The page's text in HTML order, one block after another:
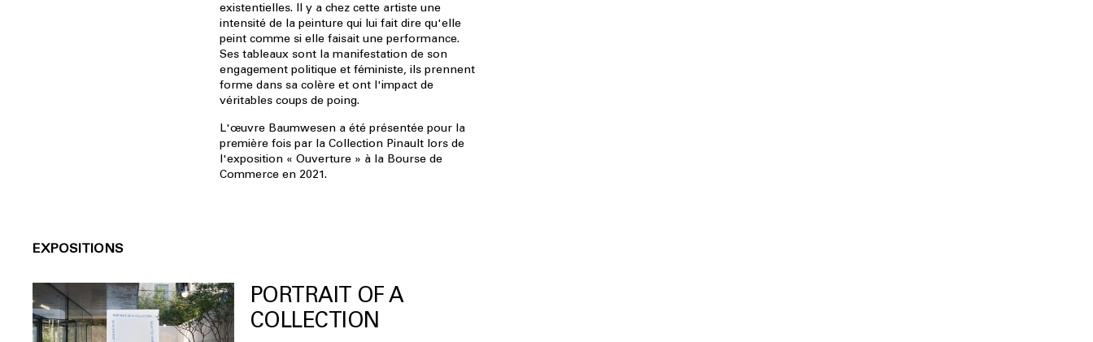
existentielles. Il y a chez cette artiste une
intensité de la peinture qui lui fait dire qu'elle
peint comme si elle faisait une performance.
Ses tableaux sont la manifestation de son
engagement politique et féministe, ils prennent
forme dans sa colère et ont l'impact de
véritables coups de poing.
L'œuvre Baumwesen a été présentée pour la
première fois par la Collection Pinault lors de
l'exposition « Ouverture » à la Bourse de
Commerce en 2021.
EXPOSITIONS
PORTRAIT OF A
COLLECTION